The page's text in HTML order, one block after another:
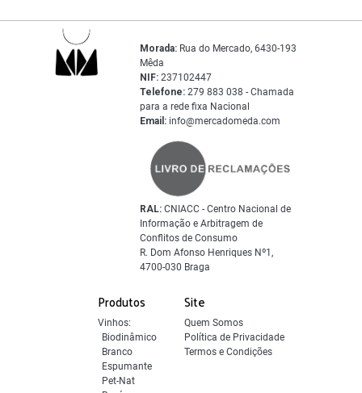
Produtos
Vinhos:
Biodinâmico
Branco
Espumante
Pet-Nat
Site
Quem Somos
Política de Privacidade
Termos e Condições
Morada: Rua do Mercado, 6430-193
Mêda
NIF: 237102447
Telefone: 279 883 038 - Chamada
para a rede fixa Nacional
Email: info@mercadomeda.com
RAL: CNIACC - Centro Nacional de
Informação e Arbitragem de
Conflitos de Consumo
R. Dom Afonso Henriques Nº1,
4700-030 Braga